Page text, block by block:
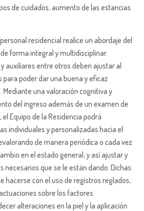
de cuidados, aumento de las estancias
residencial realice un abordaje del
forma integral y multidisciplinar.
auxiliares entre otros deben ajustar al
poder dar una buena y eficaz
una valoración cognitiva y
del ingreso además de un examen de
Equipo de la Residencia podrá
individuales y personalizadas hacia el
de manera periódica o cada vez
en el estado general, y así ajustar y
necesarios que se le están dando. Dichas
hacerse con el uso de registros reglados,
sobre los factores
alteraciones en la piel y la aplicación